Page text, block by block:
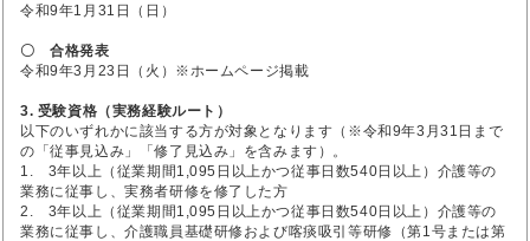
令和9年1月31日（日）
〇 合格発表
令和9年3月23日（火）※ホームページ掲載
3. 受験資格（実務経験ルート）
以下のいずれかに該当する方が対象となります（※令和9年3月31日まで
の「従事見込み」「修了見込み」を含みます）。
1. 3年以上（従業期間1,095日以上かつ従事日数540日以上）介護等の
業務に従事し、実務者研修を修了した方
2. 3年以上（従業期間1,095日以上かつ従事日数540日以上）介護等の
業務に従事し、介護職員基礎研修および喀痰吸引等研修（第1号または第